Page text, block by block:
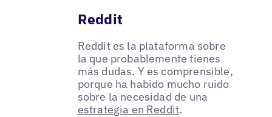
Reddit
Reddit es la plataforma sobre
la que probablemente tienes
más dudas. Y es comprensible,
porque ha habido mucho ruido
sobre la necesidad de una
estrategia en Reddit.